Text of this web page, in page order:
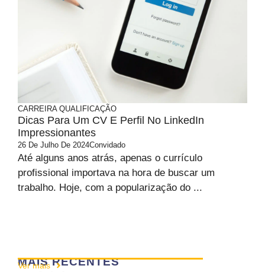
CARREIRA QUALIFICAÇÃO
Dicas Para Um CV E Perfil No LinkedIn
Impressionantes
26 De Julho De 2024Convidado
Até alguns anos atrás, apenas o currículo
profissional importava na hora de buscar um
trabalho. Hoje, com a popularização do ...
MAIS RECENTES
Ver mais